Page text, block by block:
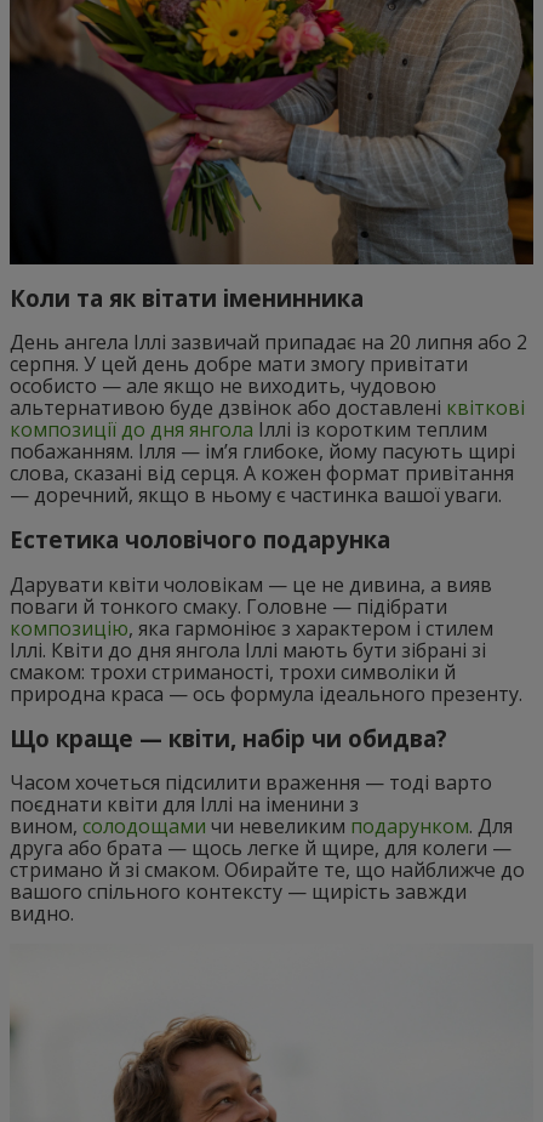
Коли та як вітати іменинника
День ангела Іллі зазвичай припадає на 20 липня або 2
серпня. У цей день добре мати змогу привітати
особисто — але якщо не виходить, чудовою
альтернативою буде дзвінок або доставлені квіткові
композиції до дня янгола Іллі із коротким теплим
побажанням. Ілля — ім’я глибоке, йому пасують щирі
слова, сказані від серця. А кожен формат привітання
— доречний, якщо в ньому є частинка вашої уваги.
Естетика чоловічого подарунка
Дарувати квіти чоловікам — це не дивина, а вияв
поваги й тонкого смаку. Головне — підібрати
композицію, яка гармоніює з характером і стилем
Іллі. Квіти до дня янгола Іллі мають бути зібрані зі
смаком: трохи стриманості, трохи символіки й
природна краса — ось формула ідеального презенту.
Що краще — квіти, набір чи обидва?
Часом хочеться підсилити враження — тоді варто
поєднати квіти для Іллі на іменини з
вином, солодощами чи невеликим подарунком. Для
друга або брата — щось легке й щире, для колеги —
стримано й зі смаком. Обирайте те, що найближче до
вашого спільного контексту — щирість завжди
видно.